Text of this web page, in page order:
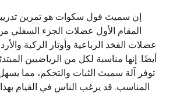
إن سميث فول سكوات هو تمرين
المقام الأول عضلات الجزء السفلي
عضلات الفخذ الرباعية وأوتار الركبة
أيضًا. إنها مناسبة لكل من الرياضيين
توفر آلة سميث الثبات والتحكم، مما
المناسب. قد يرغب الناس في القيام بهذا